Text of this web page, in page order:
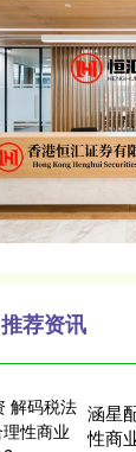
推荐资讯
涵星
性商